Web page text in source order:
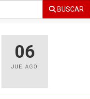
BUSCAR
06
JUE,AGO